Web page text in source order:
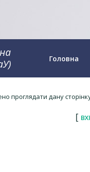
Головна
проглядати дану
[